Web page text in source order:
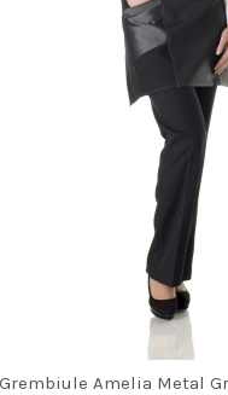
Grembiule Amelia Metal